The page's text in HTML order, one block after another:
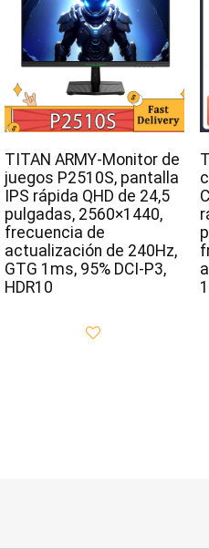
TITAN ARMY-Monitor de
juegos P2510S, pantalla
IPS rápida QHD de 24,5
pulgadas, 2560×1440,
frecuencia de
actualización de 240Hz,
GTG 1ms, 95% DCI-P3,
HDR10